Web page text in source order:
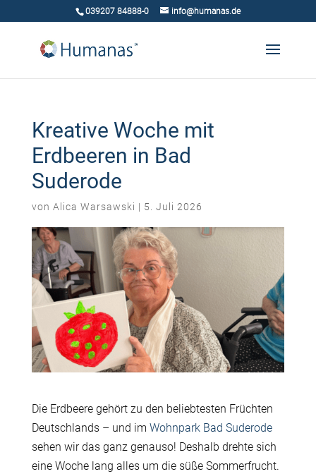
039207 84888-0 info@humanas.de
Kreative Woche mit
Erdbeeren in Bad
Suderode
von Alica Warsawski | 5. Juli 2026
Die Erdbeere gehört zu den beliebtesten Früchten
Deutschlands – und im Wohnpark Bad Suderode
sehen wir das ganz genauso! Deshalb drehte sich
eine Woche lang alles um die süße Sommerfrucht.